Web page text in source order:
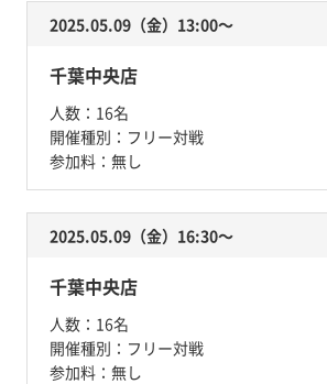
2025.05.09（金）13:00〜
千葉中央店
人数： 16名
開催種別： フリー対戦
参加料： 無し
2025.05.09（金）16:30〜
千葉中央店
人数： 16名
開催種別： フリー対戦
参加料： 無し